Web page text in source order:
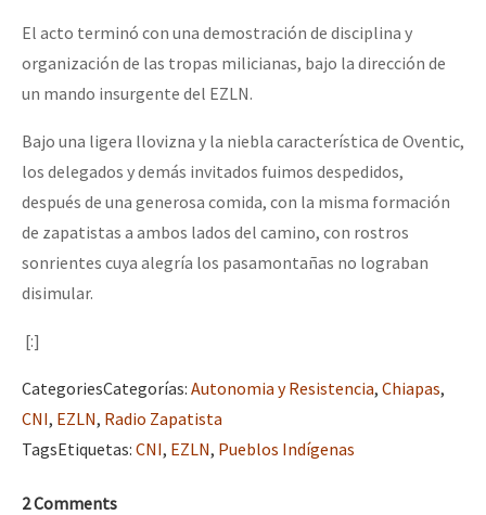
El acto terminó con una demostración de disciplina y
organización de las tropas milicianas, bajo la dirección de
un mando insurgente del EZLN.
Bajo una ligera llovizna y la niebla característica de Oventic,
los delegados y demás invitados fuimos despedidos,
después de una generosa comida, con la misma formación
de zapatistas a ambos lados del camino, con rostros
sonrientes cuya alegría los pasamontañas no lograban
disimular.
[:]
CategoriesCategorías: Autonomia y Resistencia, Chiapas,
CNI, EZLN, Radio Zapatista
TagsEtiquetas: CNI, EZLN, Pueblos Indígenas
2 Comments